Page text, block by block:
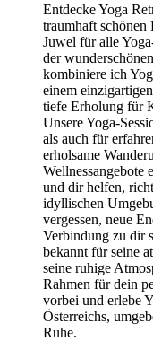
Entdecke Yoga
traumhaft schönen
Juwel für alle
der
kombiniere ich
einem
tiefe Erholung für
Unsere Yoga-
als auch für
erholsame
Wellnessangebote
und dir helfen,
idyllischen
vergessen, neue
Verbindung zu dir
bekannt für seine
seine ruhige
Rahmen für dein
vorbei und erlebe
Österreichs,
Ruhe.